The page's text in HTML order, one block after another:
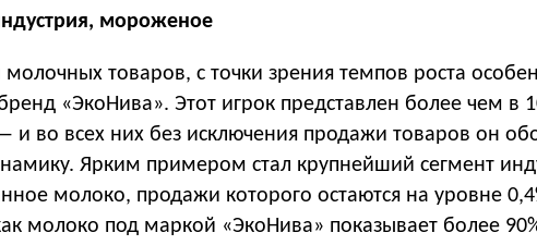
мороженое
молочных товаров, с точки зрения темпов роста
«ЭкоНива». Этот игрок представлен более чем в
и во всех них без исключения продажи товаров он
Ярким примером стал крупнейший сегмент
молоко, продажи которого остаются на уровне
молоко под маркой «ЭкоНива» показывает более